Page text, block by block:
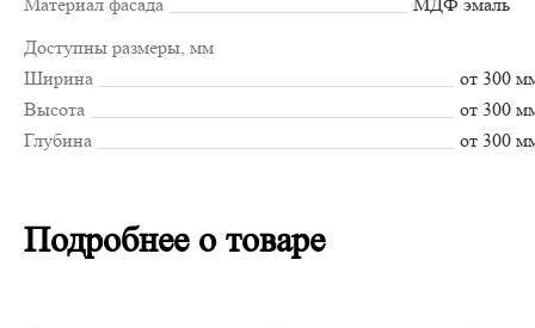
Материал фасада
МДФ эмаль
Доступны размеры, мм
Ширина
от 300
Высота
от 300
Глубина
от 300
Подробнее о товаре